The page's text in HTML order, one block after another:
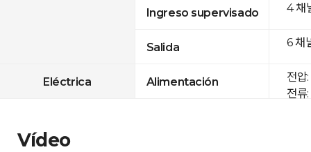
Ingreso supervisado
Salida
Eléctrica Alimentación
4 채
6 채
전압
전류
Vídeo